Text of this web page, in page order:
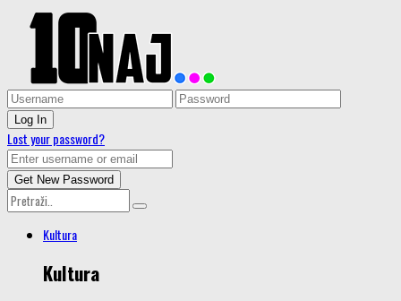
Lost your password?
Kultura
Kultura